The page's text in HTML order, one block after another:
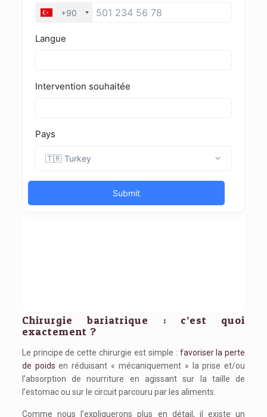
Chirurgie bariatrique : c’est quoi
exactement ?
Le principe de cette chirurgie est simple : favoriser la perte
de poids en réduisant « mécaniquement » la prise et/ou
l’absorption de nourriture en agissant sur la taille de
l’estomac ou sur le circuit parcouru par les aliments.
Comme nous l’expliquerons plus en détail, il existe un